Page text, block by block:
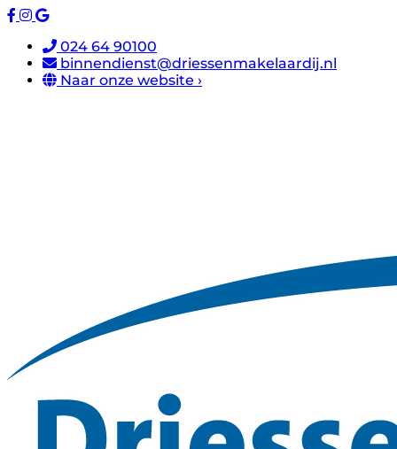
024 64 90100
binnendienst@driessenmakelaardij.nl
Naar onze website ›